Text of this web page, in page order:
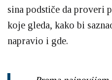
sina podstiče da proveri
koje gleda, kako bi
napravio i gde.